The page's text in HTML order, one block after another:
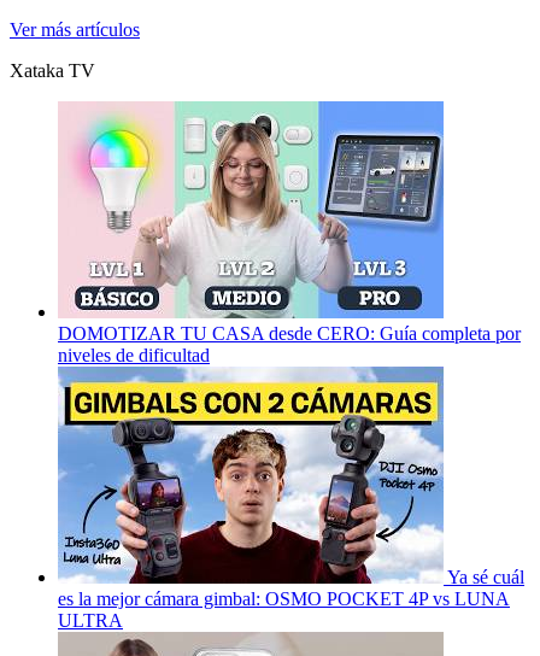
Ver más artículos
Xataka TV
DOMOTIZAR TU CASA desde CERO: Guía completa por
niveles de dificultad
Ya sé cuál
es la mejor cámara gimbal: OSMO POCKET 4P vs LUNA
ULTRA